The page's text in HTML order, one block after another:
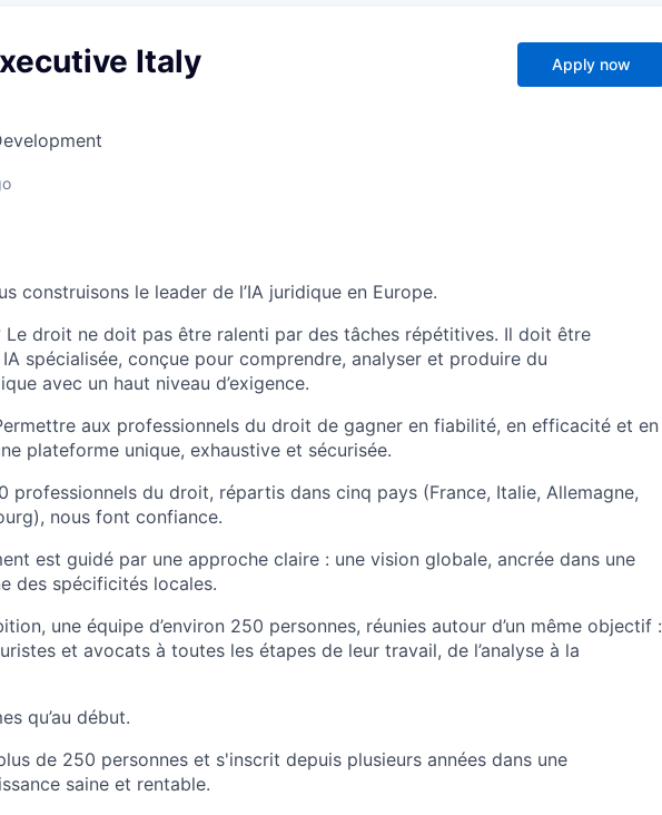
Italy Apply now
construisons le leader de l’IA juridique en Europe.
droit ne doit pas être ralenti par des tâches répétitives. Il doit être
spécialisée, conçue pour comprendre, analyser et produire du
avec un haut niveau d’exigence.
aux professionnels du droit de gagner en fiabilité, en efficacité et en
plateforme unique, exhaustive et sécurisée.
professionnels du droit, répartis dans cinq pays (France, Italie, Allemagne,
nous font confiance.
est guidé par une approche claire : une vision globale, ancrée dans une
des spécificités locales.
une équipe d’environ 250 personnes, réunies autour d’un même objectif :
et avocats à toutes les étapes de leur travail, de l’analyse à la
qu’au début.
de 250 personnes et s'inscrit depuis plusieurs années dans une
saine et rentable.